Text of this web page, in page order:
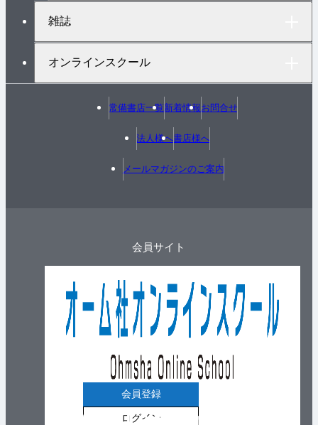
雑誌
オンラインスクール
常備書店一覧新着情報お問合せ
法人様へ書店様へ
メールマガジンのご案内
会員サイト
会員登録
ログイン